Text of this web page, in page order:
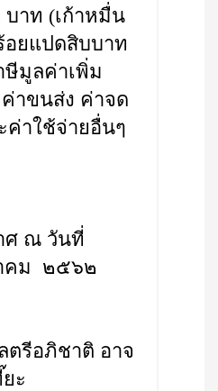
าท (เก้าหมื่น
อยแปดสิบบาท
ษีมูลค่าเพิ่ม
าขนส่ง ค่าจด
ค่าใช้จ่ายอื่นๆ
ศ ณ วันที่
คม ๒๕๖๒
ตรีอภิชาติ อาจ
เที๊ยะ